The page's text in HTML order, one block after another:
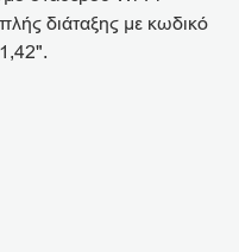
διάταξης με κωδικό